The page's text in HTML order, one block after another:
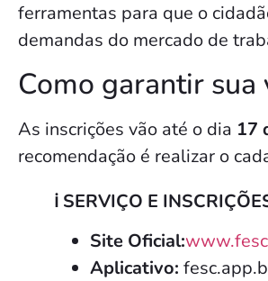
ferramentas para que o
demandas do mercado de
Como garantir sua
As inscrições vão até o dia 17
recomendação é realizar o
ℹ️ SERVIÇO E
Site Oficial:
Aplicativo: